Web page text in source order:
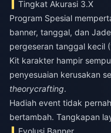
Tingkat Akurasi 3.X
Program Spesial
banner, tanggal, dan
pergeseran tanggal kecil
Kit karakter hampir
penyesuaian kerusakan
theorycrafting.
Hadiah event tidak
bertambah. Tangkapan